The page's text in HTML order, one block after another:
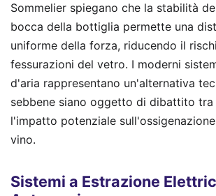
Sommelier spiegano che la stabilità
bocca della bottiglia permette una
uniforme della forza, riducendo il
fessurazioni del vetro. I moderni
d'aria rappresentano un'alternativa
sebbene siano oggetto di dibattito
l'impatto potenziale
vino.
Sistemi a Estrazione